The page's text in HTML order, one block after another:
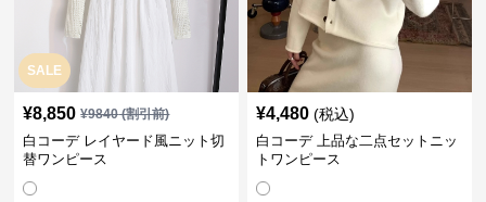
SALE
¥8,850 ¥9840(割引前)
白コーデ レイヤード風ニット切
替ワンピース
¥4,480 (税込)
白コーデ 上品な二点セットニッ
トワンピース